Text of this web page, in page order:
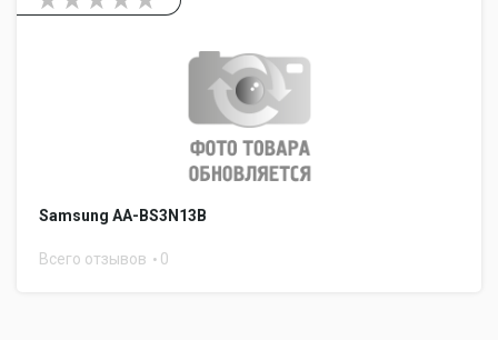
Samsung AA-BS3N13B
Всего отзывов 0